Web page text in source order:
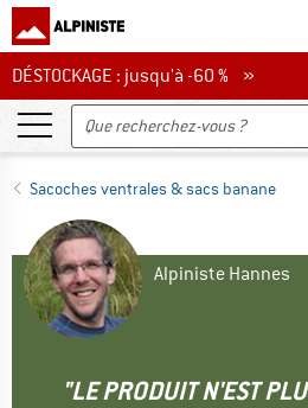
DÉSTOCKAGE : jusqu'à -60 %
DÉSTOCKAGE : jusqu'à -60 % »
Sacoches ventrales & sacs banane
Alpiniste Hannes
"LE PRODUIT N'EST